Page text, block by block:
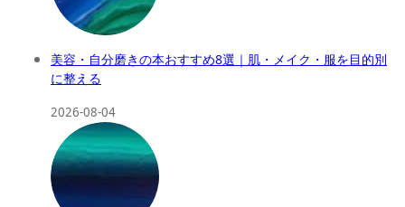
美容・自分磨きの本おすすめ8選｜肌・メイク・服を目的別
に整える
2026-08-04